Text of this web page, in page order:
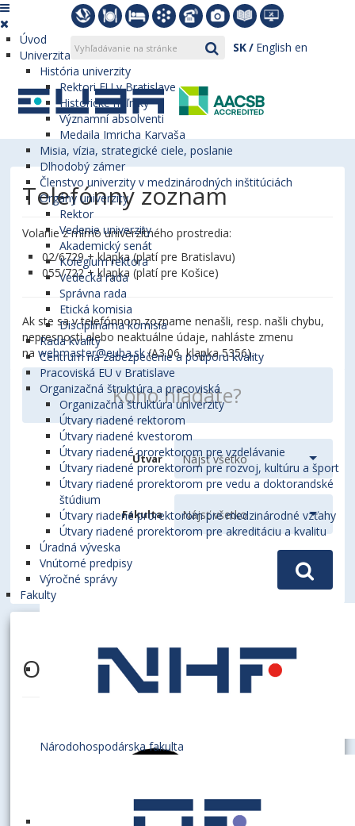
SK English en
Úvod
Univerzita
História univerzity
Rektori EU v Bratislave
Historické míľniky
Významní absolventi
Medaila Imricha Karvaša
Misia, vízia, strategické ciele, poslanie
Dlhodobý zámer
Členstvo univerzity v medzinárodných inštitúciách
Orgány univerzity
Rektor
Vedenie univerzity
Akademický senát
Kolégium rektora
Vedecká rada
Správna rada
Etická komisia
Disciplinárna komisia
Rada kvality
Centrum na zabezpečenie a podporu kvality
Pracoviská EU v Bratislave
Organizačná štruktúra a pracoviská
Organizačná štruktúra univerzity
Útvary riadené rektorom
Útvary riadené kvestorom
Útvary riadené prorektorom pre vzdelávanie
Útvary riadené prorektorom pre rozvoj, kultúru a šport
Útvary riadené prorektorom pre vedu a doktorandské
štúdium
Útvary riadené prorektorom pre medzinárodné vzťahy
Útvary riadené prorektorom pre akreditáciu a kvalitu
Úradná výveska
Vnútorné predpisy
Výročné správy
Fakulty
Národohospodárska fakulta
Telefónny zoznam
Volanie z mimo univerzitného prostredia:
02/6729 + klapka (platí pre Bratislavu)
055/722 + klapka (platí pre Košice)
Ak ste sa v telefónnom zozname nenašli, resp. našli chybu,
nepresnosti alebo neaktuálne údaje, nahláste zmenu
nawebmaster@euba.sk(A3.06, klapka 5356).
Útvar
Fakulta
ORVISKÝ, Alexander, Mgr.